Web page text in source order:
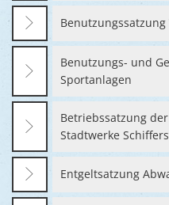
Benutzungs- und
Sportanlagen
Betriebssatzung
Stadtwerke
Entgeltsatzung